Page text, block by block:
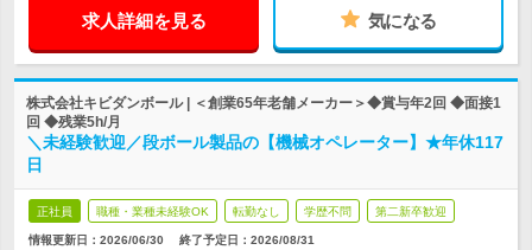
求人詳細を見る 気になる
株式会社キビダンボール | ＜創業65年老舗メーカー＞◆賞与年2回 ◆面接1
回 ◆残業5h/月
＼未経験歓迎／段ボール製品の【機械オペレーター】★年休117
日
正社員 職種・業種未経験OK 転勤なし 学歴不問 第二新卒歓迎
情報更新日：2026/06/30 終了予定日： 2026/08/31